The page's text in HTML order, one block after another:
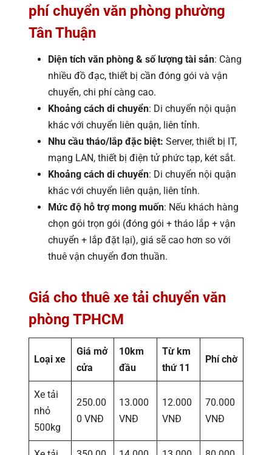
phí chuyển văn phòng phường
Tân Thuận
Diện tích văn phòng & số lượng tài sản: Càng
nhiều đồ đạc, thiết bị cần đóng gói và vận
chuyển, chi phí càng cao.
Khoảng cách di chuyển: Di chuyển nội quận
khác với chuyển liên quận, liên tỉnh.
Nhu cầu tháo/lắp đặc biệt: Server, thiết bị IT,
mạng LAN, thiết bị điện tử phức tạp, két sắt.
Khoảng cách di chuyển: Di chuyển nội quận
khác với chuyển liên quận, liên tỉnh.
Mức độ hỗ trợ mong muốn: Nếu khách hàng
chọn gói trọn gói (đóng gói + tháo lắp + vận
chuyển + lắp đặt lại), giá sẽ cao hơn so với
thuê vận chuyển đơn thuần.
Giá cho thuê xe tải chuyển văn
phòng TPHCM
Loại xe
Giá mở
cửa
10km
đầu
Từ km
thứ 11
Phí chờ
Xe tải
nhỏ
500kg
250.00
0 VNĐ
13.000
VNĐ
12.000
VNĐ
70.000
VNĐ